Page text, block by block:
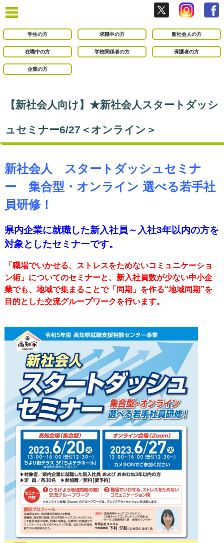
学生の方 求職中の方 新社会人の方
在職中の方 学校関係者の方 保護者の方
企業の方
【新社会人向け】★新社会人スタートダッシ
ュセミナー6/27＜オンライン＞
新社会人 スタートダッシュセミナ
ー 集合型・オンライン 選べる若手社
員研修！
県内企業に就職した新入社員～入社3年以内の方を
対象としたセミナーです。
「職場でいかせる、ストレスをためないコミュニケーショ
ン術」についてのセミナーと、 新入社員数が少ない中小企
業でも、地域で集まることで「同期」を作る“地域同期”を
目的とした交流グループワークを行います。